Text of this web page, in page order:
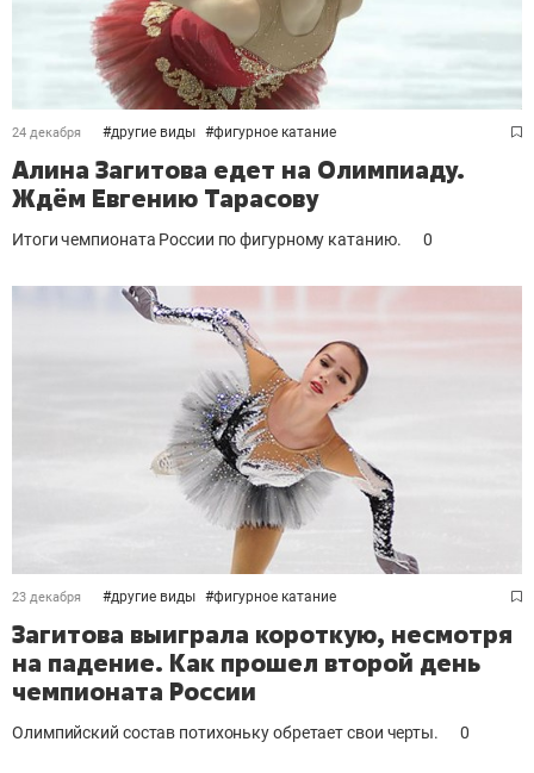
24 декабря #другие виды #фигурное катание
Алина Загитова едет на Олимпиаду.
Ждём Евгению Тарасову
Итоги чемпионата России по фигурному катанию. 0
23 декабря #другие виды #фигурное катание
Загитова выиграла короткую, несмотря
на падение. Как прошел второй день
чемпионата России
Олимпийский состав потихоньку обретает свои черты. 0